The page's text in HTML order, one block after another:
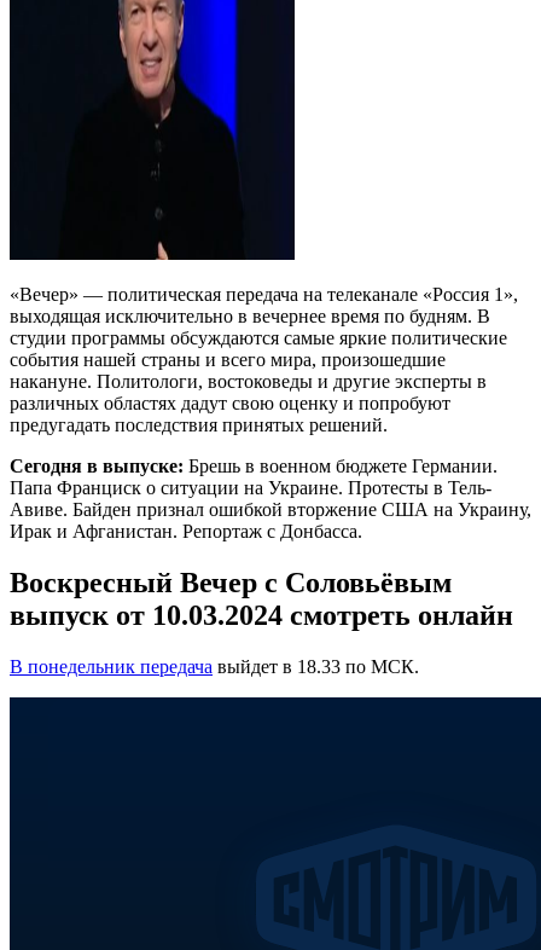
«Вечер» — политическая передача на телеканале «Россия 1»,
выходящая исключительно в вечернее время по будням. В
студии программы обсуждаются самые яркие политические
события нашей страны и всего мира, произошедшие
накануне. Политологи, востоковеды и другие эксперты в
различных областях дадут свою оценку и попробуют
предугадать последствия принятых решений.
Сегодня в выпуске: Брешь в военном бюджете Германии.
Папа Франциск о ситуации на Украине. Протесты в Тель-
Авиве. Байден признал ошибкой вторжение США на Украину,
Ирак и Афганистан. Репортаж с Донбасса.
Воскресный Вечер с Соловьёвым
выпуск от 10.03.2024 смотреть онлайн
В понедельник передача выйдет в 18.33 по МСК.